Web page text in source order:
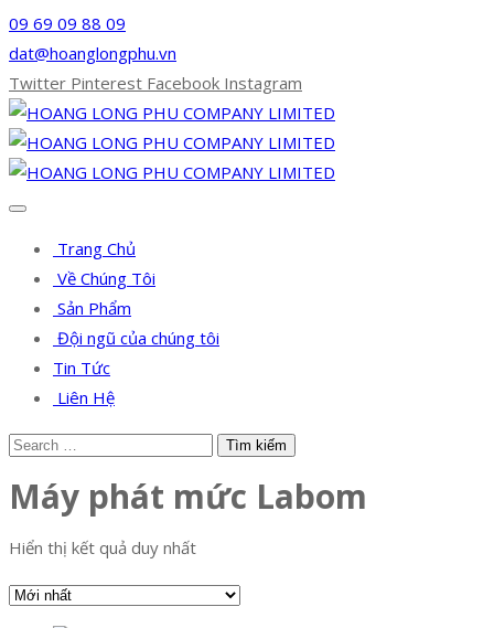
09 69 09 88 09
dat@hoanglongphu.vn
Twitter Pinterest Facebook Instagram
Trang Chủ
Về Chúng Tôi
Sản Phẩm
Đội ngũ của chúng tôi
Tin Tức
Liên Hệ
Máy phát mức Labom
Hiển thị kết quả duy nhất